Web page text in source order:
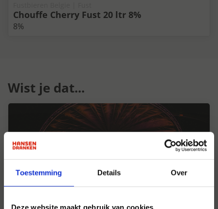
Toestemming Details Over
Deze website maakt gebruik van cookies
Chouffe Cherry Fust 20 ltr 8%
8%
Wist je dat...